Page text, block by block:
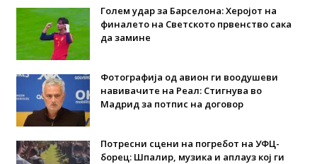
Голем удар за Барселона: Херојот на
финалето на Светското првенство сака
да замине
Фотографија од авион ги воодушеви
навивачите на Реал: Стигнува во
Мадрид за потпис на договор
Потресни сцени на погребот на УФЦ-
борец: Шпалир, музика и аплауз кој ги